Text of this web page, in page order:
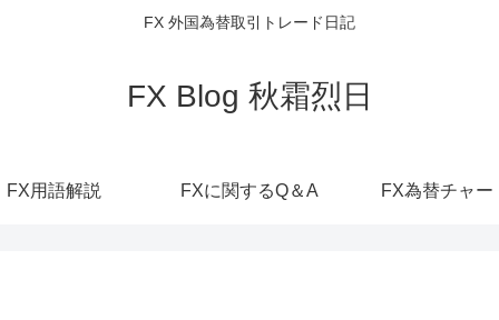
FX 外国為替取引トレード日記
FX Blog 秋霜烈日
FX用語解説 FXに関するQ＆A FX為替チャー